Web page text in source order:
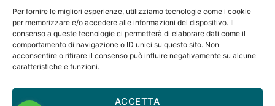
Per fornire le migliori esperienze, utilizziamo tecnologie come i cookie
per memorizzare e/o accedere alle informazioni del dispositivo. Il
consenso a queste tecnologie ci permetterà di elaborare dati come il
comportamento di navigazione o ID unici su questo sito. Non
acconsentire o ritirare il consenso può influire negativamente su alcune
caratteristiche e funzioni.
ACCETTA
Privacy Policy
Grazie per qualsiasi donazione a sostegno
IBAN: IT28 U030 6912 1181 0000 0012 641